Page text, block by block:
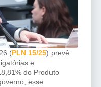
(PLN 15/25) prevê
e
do Produto
esse